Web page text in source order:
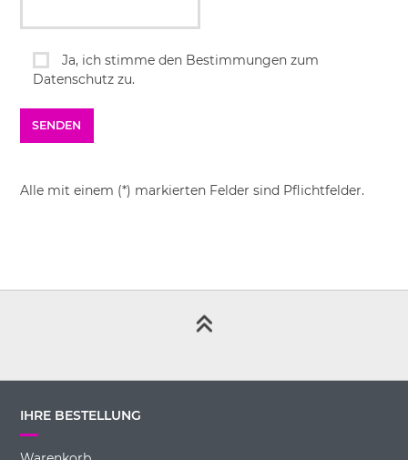
Ja, ich stimme den Bestimmungen zum
Datenschutz zu.
Alle mit einem (*) markierten Felder sind Pflichtfelder.
IHRE BESTELLUNG